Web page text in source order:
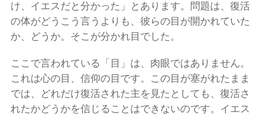
け、イエスだと分かった」とあります。問題は、復活
の体がどうこう言うよりも、彼らの目が開かれていた
か、どうか。そこが分かれ目でした。
ここで言われている「目」は、肉眼ではありません。
これは心の目、信仰の目です。この目が塞がれたまま
では、どれだけ復活された主を見たとしても、復活さ
れたかどうかを信じることはできないのです。イエス